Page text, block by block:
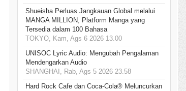
Shueisha Perluas Jangkauan Global melalui
MANGA MILLION, Platform Manga yang
Tersedia dalam 100 Bahasa
TOKYO, Kam, Ags 6 2026 13.00
UNISOC Lyric Audio: Mengubah Pengalaman
Mendengarkan Audio
SHANGHAI, Rab, Ags 5 2026 23.58
Hard Rock Cafe dan Coca-Cola® Meluncurkan